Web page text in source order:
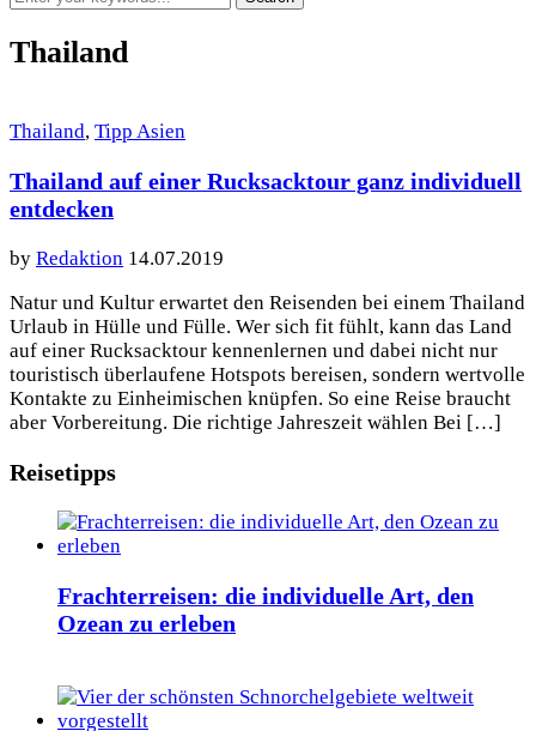
Thailand
Thailand, Tipp Asien
Thailand auf einer Rucksacktour ganz individuell
entdecken
by Redaktion 14.07.2019
Natur und Kultur erwartet den Reisenden bei einem Thailand
Urlaub in Hülle und Fülle. Wer sich fit fühlt, kann das Land
auf einer Rucksacktour kennenlernen und dabei nicht nur
touristisch überlaufene Hotspots bereisen, sondern wertvolle
Kontakte zu Einheimischen knüpfen. So eine Reise braucht
aber Vorbereitung. Die richtige Jahreszeit wählen Bei […]
Reisetipps
Frachterreisen: die individuelle Art, den
Ozean zu erleben